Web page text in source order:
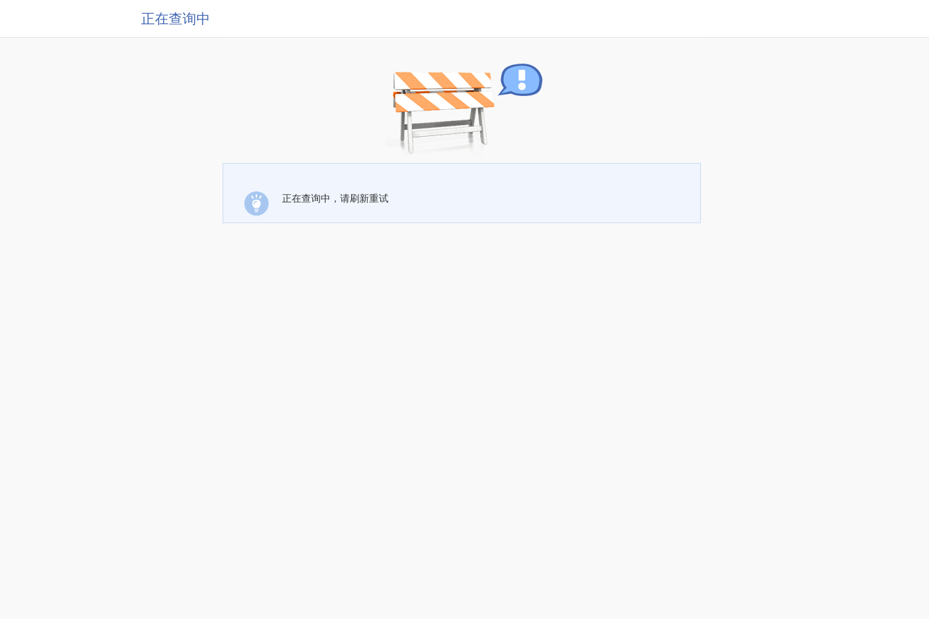
正在查询中
正在查询中，请刷新重试